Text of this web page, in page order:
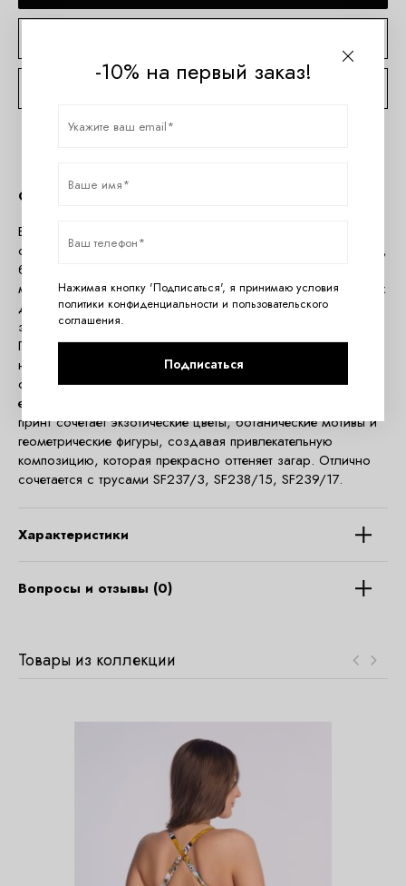
КОНСУЛЬТАЦИЯ ПО TELEGRAM
Описание
Бюстгальтер пляжный SK239 выполнен в цвете ROYAL WILD
с шитыми мягкими чашками, на единой контурной косточке,
бретели регулируются по длине отстегиваются на спинке,
можно перекрещивать, декоративные кольца на бретельках
добавляют изысканности и привлекают внимание, на спине
завязки, фурнитура металлическая цвета желтого золота.
Перемычка бюстгальтера особенно привлекательна —
низкая, плавно закругленная и слегка приподнятая, она
сближает грудь, приподнимая ее и формируя ложбинку
естественным, но заметным образом. Яркий, красочный
принт сочетает экзотические цветы, ботанические мотивы и
геометрические фигуры, создавая привлекательную
композицию, которая прекрасно оттеняет загар. Отлично
сочетается с трусами SF237/3, SF238/15, SF239/17.
Характеристики
Вопросы и отзывы (0)
Товары из коллекции
-10% на первый заказ!
Нажимая кнопку 'Подписаться', я принимаю условия
политики конфиденциальности и пользовательского
соглашения.
Подписаться